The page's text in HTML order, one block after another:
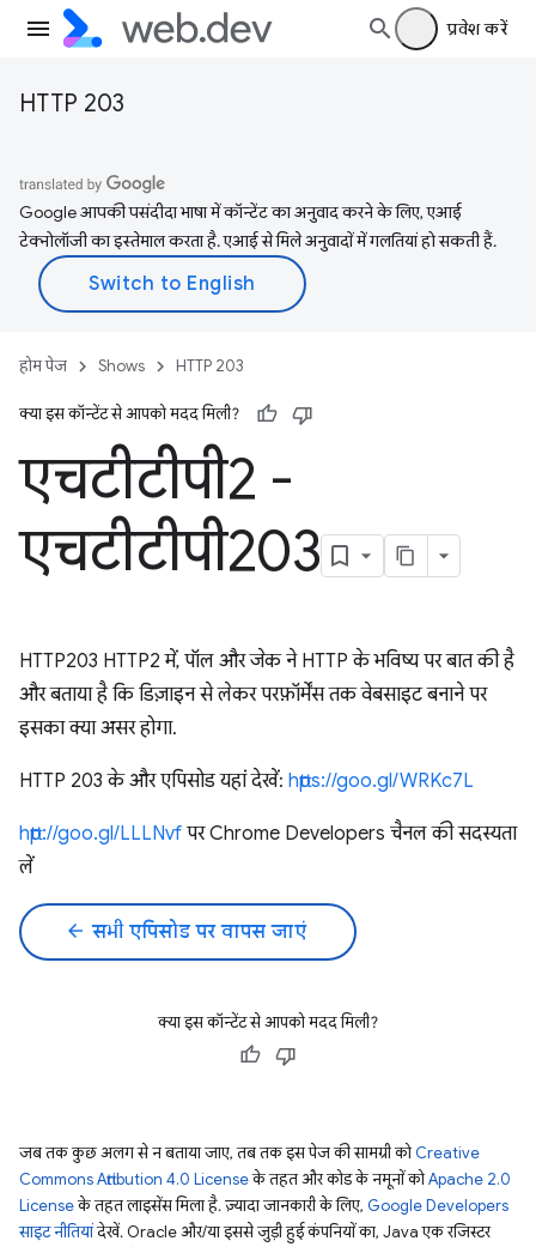
प्रवेश करें
HTTP 203
Google आपकी पसंदीदा भाषा में कॉन्टेंट का अनुवाद करने के लिए, एआई
टेक्नोलॉजी का इस्तेमाल करता है. एआई से मिले अनुवादों में गलतियां हो सकती हैं.
होम पेज Shows HTTP 203
क्या इस कॉन्टेंट से आपको मदद मिली?
एचटीटीपी2 -
एचटीटीपी203
HTTP203 HTTP2 में, पॉल और जेक ने HTTP के भविष्य पर बात की है
और बताया है कि डिज़ाइन से लेकर परफ़ॉर्मेंस तक वेबसाइट बनाने पर
इसका क्या असर होगा.
HTTP 203 के और एपिसोड यहां देखें: https://goo.gl/WRKc7L
http://goo.gl/LLLNvf पर Chrome Developers चैनल की सदस्यता
लें
arrow_back सभी एपिसोड पर वापस जाएं
क्या इस कॉन्टेंट से आपको मदद मिली?
जब तक कुछ अलग से न बताया जाए, तब तक इस पेज की सामग्री कोCreative
Commons Attribution 4.0 Licenseके तहत और कोड के नमूनों कोApache 2.0
Licenseके तहत लाइसेंस मिला है. ज़्यादा जानकारी के लिए, Google Developers
साइट नीतियांदेखें. Oracle और/या इससे जुड़ी हुई कंपनियों का, Java एक रजिस्टर